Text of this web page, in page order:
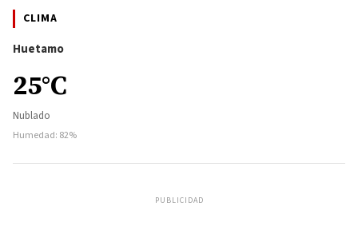
CLIMA
Huetamo
25°C
Nublado
Humedad: 82%
PUBLICIDAD